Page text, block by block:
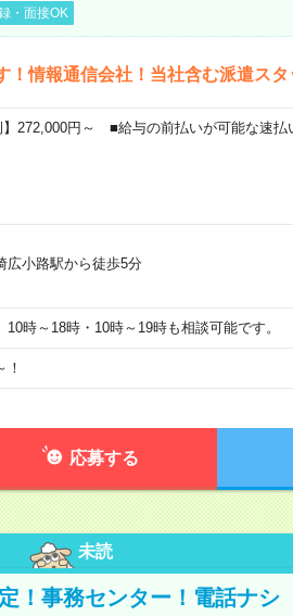
・面接OK
！情報通信会社！当社含む派遣スタ
272,000円～ ■給与の前払いが可能な速払
広小路駅から徒歩5分
時～18時・10時～19時も相談可能です。
応募する
未読
！事務センター！電話ナシ